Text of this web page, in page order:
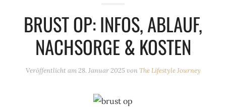
BRUST OP: INFOS, ABLAUF,
NACHSORGE & KOSTEN
Veröffentlicht am28. Januar 2025 vonThe Lifestyle Journey